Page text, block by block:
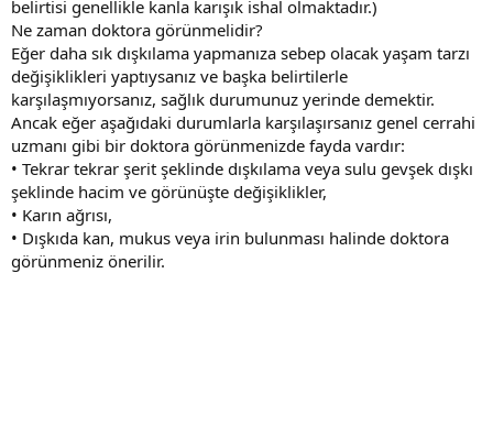
belirtisi genellikle kanla karışık ishal olmaktadır.)
Ne zaman doktora görünmelidir?
Eğer daha sık dışkılama yapmanıza sebep olacak yaşam tarzı
değişiklikleri yaptıysanız ve başka belirtilerle
karşılaşmıyorsanız, sağlık durumunuz yerinde demektir.
Ancak eğer aşağıdaki durumlarla karşılaşırsanız genel cerrahi
uzmanı gibi bir doktora görünmenizde fayda vardır:
• Tekrar tekrar şerit şeklinde dışkılama veya sulu gevşek dışkı
şeklinde hacim ve görünüşte değişiklikler,
• Karın ağrısı,
• Dışkıda kan, mukus veya irin bulunması halinde doktora
görünmeniz önerilir.